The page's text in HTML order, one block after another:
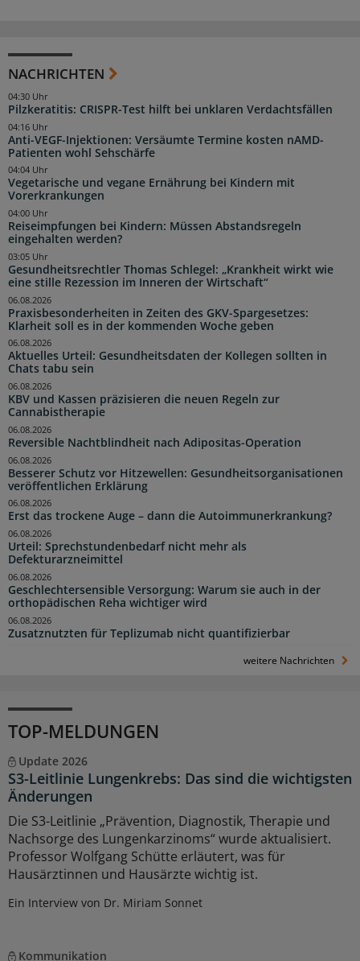
NACHRICHTEN
Pilzkeratitis: CRISPR-Test hilft bei unklaren Verdachtsfällen
04:30 Uhr
Anti-VEGF-Injektionen: Versäumte Termine kosten nAMD-
Patienten wohl Sehschärfe
04:16 Uhr
Vegetarische und vegane Ernährung bei Kindern mit
Vorerkrankungen
04:04 Uhr
Reiseimpfungen bei Kindern: Müssen Abstandsregeln
eingehalten werden?
04:00 Uhr
Gesundheitsrechtler Thomas Schlegel: „Krankheit wirkt wie
eine stille Rezession im Inneren der Wirtschaft“
03:05 Uhr
Praxisbesonderheiten in Zeiten des GKV-Spargesetzes:
Klarheit soll es in der kommenden Woche geben
06.08.2026
Aktuelles Urteil: Gesundheitsdaten der Kollegen sollten in
Chats tabu sein
06.08.2026
KBV und Kassen präzisieren die neuen Regeln zur
Cannabistherapie
06.08.2026
Reversible Nachtblindheit nach Adipositas-Operation
06.08.2026
Besserer Schutz vor Hitzewellen: Gesundheitsorganisationen
veröffentlichen Erklärung
06.08.2026
Erst das trockene Auge – dann die Autoimmunerkrankung?
06.08.2026
Urteil: Sprechstundenbedarf nicht mehr als
Defekturarzneimittel
06.08.2026
Geschlechtersensible Versorgung: Warum sie auch in der
orthopädischen Reha wichtiger wird
06.08.2026
Zusatznutzten für Teplizumab nicht quantifizierbar
06.08.2026
weitere Nachrichten
TOP-MELDUNGEN
Update 2026
S3-Leitlinie Lungenkrebs: Das sind die wichtigsten
Änderungen
Die S3-Leitlinie „Prävention, Diagnostik, Therapie und
Nachsorge des Lungenkarzinoms“ wurde aktualisiert.
Professor Wolfgang Schütte erläutert, was für
Hausärztinnen und Hausärzte wichtig ist.
Ein Interview von Dr. Miriam Sonnet
Kommunikation